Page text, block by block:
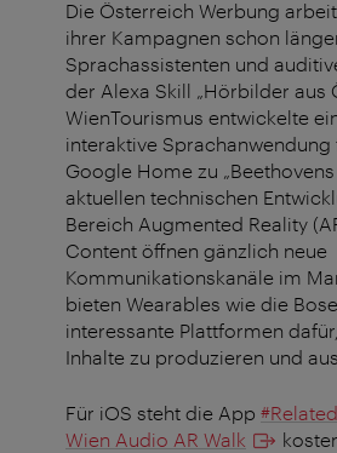
Die Österreich Werbung
ihrer Kampagnen schon
Sprachassistenten und
der Alexa Skill „Hörbilder aus
WienTourismus entwickelte
interaktive Sprachanwendung
Google Home zu „Beethovens
aktuellen technischen
Bereich Augmented Reality
Content öffnen gänzlich neue
Kommunikationskanäle im
bieten Wearables wie die
interessante Plattformen
Inhalte zu produzieren und
Für iOS steht die App
Wien Audio AR Walk